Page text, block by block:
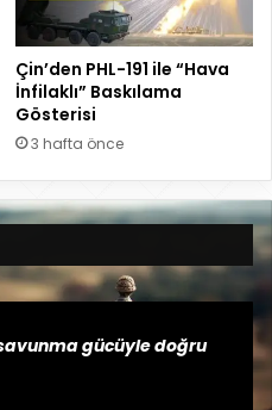
Çin’den PHL-191 ile “Hava
İnfilaklı” Baskılama
Gösterisi
3 hafta önce
gücüyle doğru